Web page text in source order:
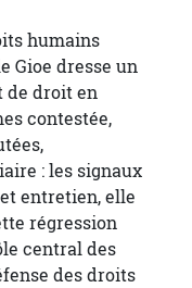
humains
Gioe dresse un
de droit en
contestée,
: les signaux
entretien, elle
régression
central des
des droits